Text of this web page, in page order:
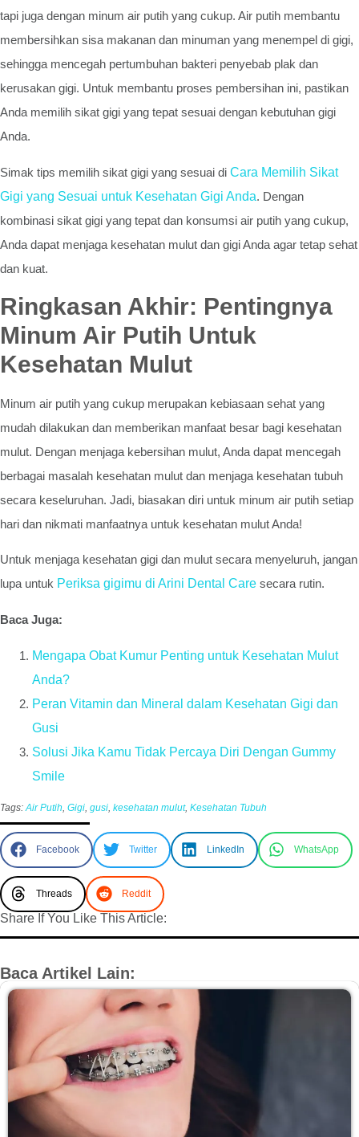
tapi juga dengan minum air putih yang cukup. Air putih membantu
membersihkan sisa makanan dan minuman yang menempel di gigi,
sehingga mencegah pertumbuhan bakteri penyebab plak dan
kerusakan gigi. Untuk membantu proses pembersihan ini, pastikan
Anda memilih sikat gigi yang tepat sesuai dengan kebutuhan gigi
Anda.
Simak tips memilih sikat gigi yang sesuai di Cara Memilih Sikat
Gigi yang Sesuai untuk Kesehatan Gigi Anda. Dengan
kombinasi sikat gigi yang tepat dan konsumsi air putih yang cukup,
Anda dapat menjaga kesehatan mulut dan gigi Anda agar tetap sehat
dan kuat.
Ringkasan Akhir: Pentingnya
Minum Air Putih Untuk
Kesehatan Mulut
Minum air putih yang cukup merupakan kebiasaan sehat yang
mudah dilakukan dan memberikan manfaat besar bagi kesehatan
mulut. Dengan menjaga kebersihan mulut, Anda dapat mencegah
berbagai masalah kesehatan mulut dan menjaga kesehatan tubuh
secara keseluruhan. Jadi, biasakan diri untuk minum air putih setiap
hari dan nikmati manfaatnya untuk kesehatan mulut Anda!
Untuk menjaga kesehatan gigi dan mulut secara menyeluruh, jangan
lupa untuk Periksa gigimu di Arini Dental Care secara rutin.
Baca Juga:
Mengapa Obat Kumur Penting untuk Kesehatan Mulut
Anda?
Peran Vitamin dan Mineral dalam Kesehatan Gigi dan
Gusi
Solusi Jika Kamu Tidak Percaya Diri Dengan Gummy
Smile
Tags: Air Putih Gigi gusi kesehatan mulut, Kesehatan Tubuh
Facebook Twitter LinkedIn WhatsApp
Threads Reddit
Share If You Like This Article:
Baca Artikel Lain: